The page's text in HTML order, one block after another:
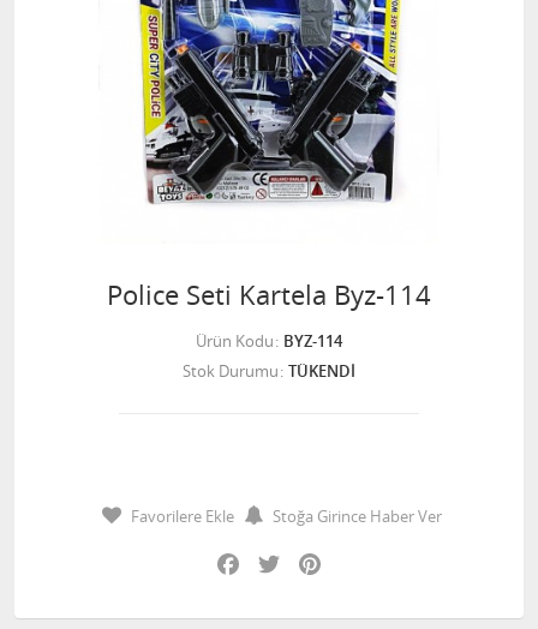
Police Seti Kartela Byz-114
Ürün Kodu BYZ-114
Stok Durumu TÜKENDİ
Favorilere Ekle
Stoğa Girince Haber Ver
Facebook
Twitter